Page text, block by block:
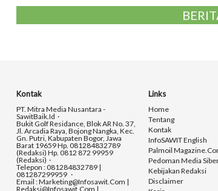
Kontak
PT. Mitra Media Nusantara -
SawitBaik.id
Bukit Golf Residance, Blok AR No. 37,
Jl. Arcadia Raya, Bojong Nangka, Kec.
Gn. Putri, Kabupaten Bogor, Jawa
Barat 19659 Hp. 081284832789
(Redaksi) Hp. 0812 872 99959
(Redaksi)
Telepon : 081284832789 |
081287299959
Email : Marketing@infosawit.com |
Redaksi@infosawit.com |
Links
Home
Tentang
Kontak
InfoSAWIT English
Palmoil
Pedoman Media
Kebijakan Redaksi
Disclaimer